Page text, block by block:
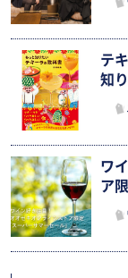
テ
知
ワ
ア